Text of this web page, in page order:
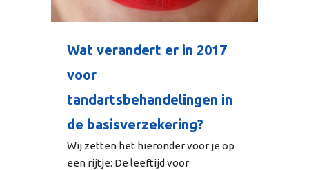
Wat verandert er in 2017
voor
tandartsbehandelingen in
de basisverzekering?
Wij zetten het hieronder voor je op
een rijtje: De leeftijd voor